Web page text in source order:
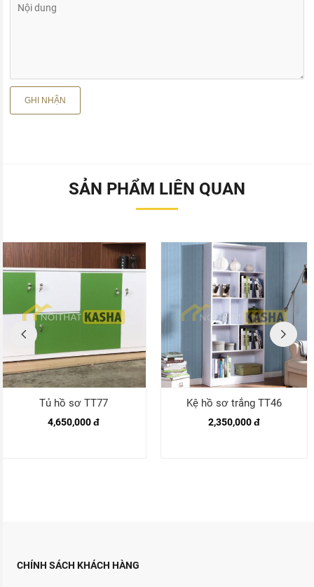
SẢN PHẨM LIÊN QUAN
Tủ hồ sơ TT77
4,650,000 đ
Kệ hồ sơ trắng TT46
2,350,000 đ
CHÍNH SÁCH KHÁCH HÀNG